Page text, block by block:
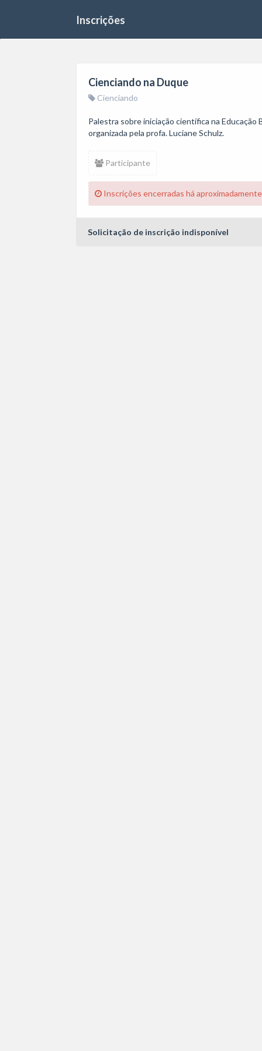
Inscrições
Cienciando na Duque
Cienciando
Palestra sobre iniciação científica na
organizada pela profa. Luciane Schulz.
Participante
Inscrições encerradas há
Solicitação de inscrição indisponível